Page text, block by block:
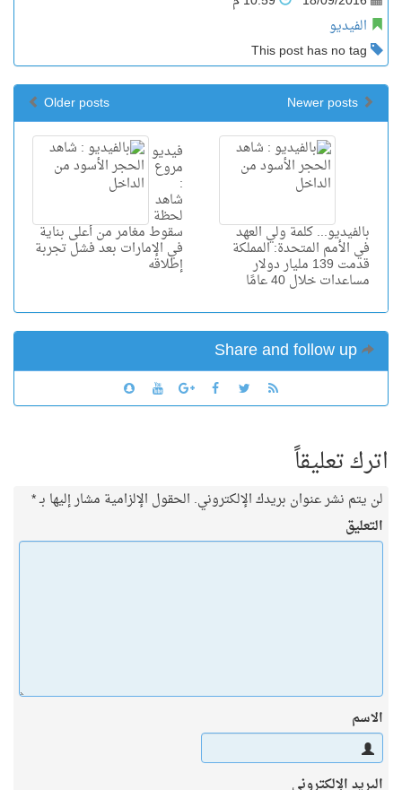
الفيديو
Older posts
فيديو
مروع
:
شاهد
لحظة
سقوط مغامر من أعلى بناية
في الإمارات بعد فشل تجربة
إطلاقه
بالفيديو... كلمة ولي العهد
في الأمم المتحدة: المملكة
قدمت 139 مليار دولار
مساعدات خلال 40 عامًا
اترك تعليقاً
لن يتم نشر عنوان بريدك الإلكتروني. الحقول الإلزامية مشار إليها بـ*
التعليق
الاسم